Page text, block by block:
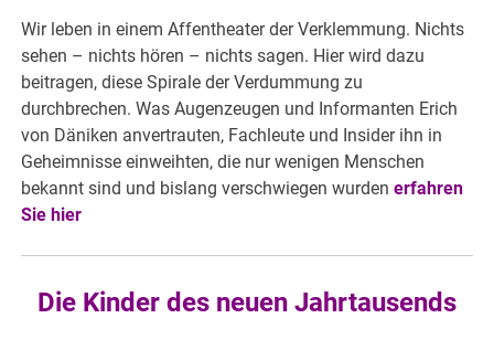
Wir leben in einem Affentheater der Verklemmung. Nichts
sehen – nichts hören – nichts sagen. Hier wird dazu
beitragen, diese Spirale der Verdummung zu
durchbrechen. Was Augenzeugen und Informanten Erich
von Däniken anvertrauten, Fachleute und Insider ihn in
Geheimnisse einweihten, die nur wenigen Menschen
bekannt sind und bislang verschwiegen wurdenerfahren
Sie hier
Die Kinder des neuen Jahrtausends